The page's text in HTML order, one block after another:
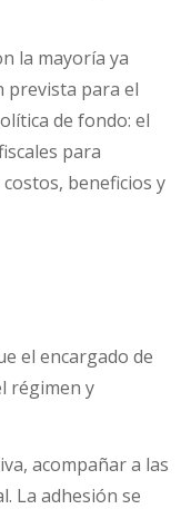
la mayoría ya
prevista para el
de fondo: el
para
beneficios y
el encargado de
régimen y
acompañar a las
La adhesión se